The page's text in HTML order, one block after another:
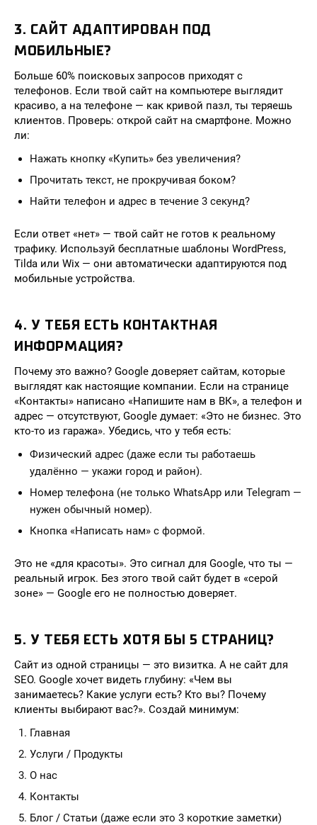
3. САЙТ АДАПТИРОВАН ПОД
МОБИЛЬНЫЕ?
Больше 60% поисковых запросов приходят с
телефонов. Если твой сайт на компьютере выглядит
красиво, а на телефоне — как кривой пазл, ты теряешь
клиентов. Проверь: открой сайт на смартфоне. Можно
ли:
Нажать кнопку «Купить» без увеличения?
Прочитать текст, не прокручивая боком?
Найти телефон и адрес в течение 3 секунд?
Если ответ «нет» — твой сайт не готов к реальному
трафику. Используй бесплатные шаблоны WordPress,
Tilda или Wix — они автоматически адаптируются под
мобильные устройства.
4. У ТЕБЯ ЕСТЬ КОНТАКТНАЯ
ИНФОРМАЦИЯ?
Почему это важно? Google доверяет сайтам, которые
выглядят как настоящие компании. Если на странице
«Контакты» написано «Напишите нам в ВК», а телефон и
адрес — отсутствуют, Google думает: «Это не бизнес. Это
кто-то из гаража». Убедись, что у тебя есть:
Физический адрес (даже если ты работаешь
удалённо — укажи город и район).
Номер телефона (не только WhatsApp или Telegram —
нужен обычный номер).
Кнопка «Написать нам» с формой.
Это не «для красоты». Это сигнал для Google, что ты —
реальный игрок. Без этого твой сайт будет в «серой
зоне» — Google его не полностью доверяет.
5. У ТЕБЯ ЕСТЬ ХОТЯ БЫ 5 СТРАНИЦ?
Сайт из одной страницы — это визитка. А не сайт для
SEO. Google хочет видеть глубину: «Чем вы
занимаетесь? Какие услуги есть? Кто вы? Почему
клиенты выбирают вас?». Создай минимум:
Главная
Услуги / Продукты
О нас
Контакты
Блог / Статьи (даже если это 3 короткие заметки)